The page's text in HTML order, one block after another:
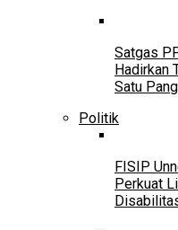
Satgas
Hadirkan
Satu
Politik
FISIP
Perkuat